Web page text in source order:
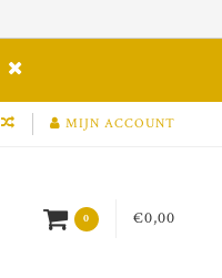
MIJN ACCOUNT
0 €0,00